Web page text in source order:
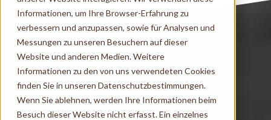
Informationen, um Ihre Browser-Erfahrung zu
verbessern und anzupassen, sowie für Analysen und
Messungen zu unseren Besuchern auf dieser
Website und anderen Medien. Weitere
Informationen zu den von uns verwendeten Cookies
finden Sie in unseren Datenschutzbestimmungen.
Wenn Sie ablehnen, werden Ihre Informationen beim
Besuch dieser Website nicht erfasst. Ein einzelnes